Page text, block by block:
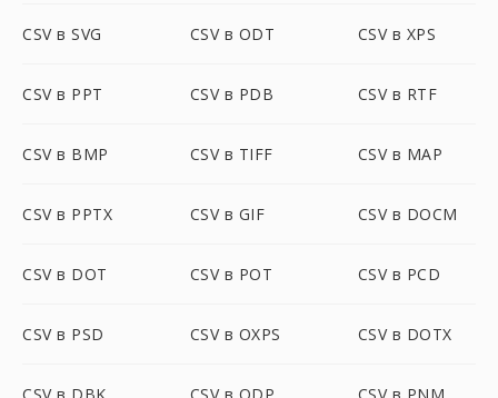
CSV в SVG CSV в ODT CSV в XPS
CSV в PPT CSV в PDB CSV в RTF
CSV в BMP CSV в TIFF CSV в MAP
CSV в PPTX CSV в GIF CSV в DOCM
CSV в DOT CSV в POT CSV в PCD
CSV в PSD CSV в OXPS CSV в DOTX